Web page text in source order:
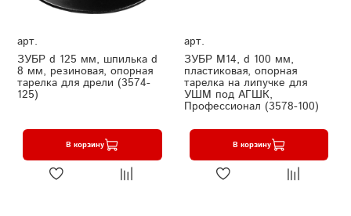
арт.
ЗУБР d 125 мм, шпилька d
8 мм, резиновая, опорная
тарелка для дрели (3574-
125)
В корзину
арт.
ЗУБР М14, d 100 мм,
пластиковая, опорная
тарелка на липучке для
УШМ под АГШК,
Профессионал (3578-100)
В корзину